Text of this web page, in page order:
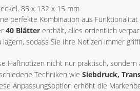
85 x 132 x 15 mm
perfekte Kombination aus
40 Blätter enthält, alles ordentlich
sodass Sie Ihre Notizen immer
Haftnotizen nicht nur praktisch,
Techniken wie Siebdruck,
Anpassungsoption erhöht die